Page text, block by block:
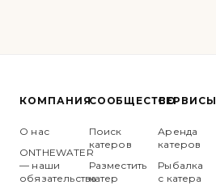
КОМПАНИЯ
О нас
ONTHEWATER
— наши
обязательства
СООБЩЕСТВО
Поиск
катеров
Разместить
катер
СЕРВИСЫ
Аренда
катеров
Рыбалка
с катера